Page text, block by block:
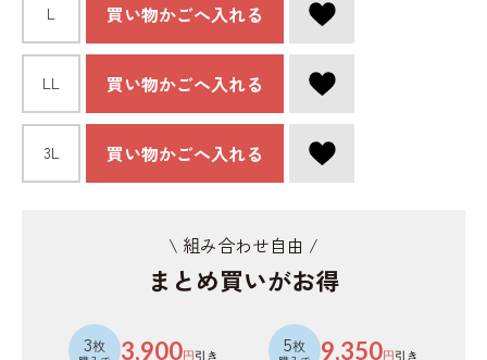
\ 組み合わせ自由 /
まとめ買いがお得
3枚 3,900円引き 5枚 9,350円引き
L 買い物かごへ入れる
LL 買い物かごへ入れる
3L 買い物かごへ入れる